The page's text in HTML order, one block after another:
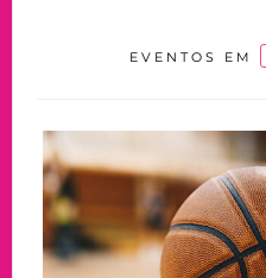
EVENTOS EM